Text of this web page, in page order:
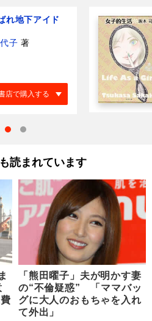
れ地下アイド
子 著
店で購入する
読まれています
「熊田曜子」夫が明かす妻
の“不倫疑惑” 「ママバッ
グに大人のおもちゃを入れ
て外出」